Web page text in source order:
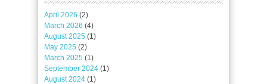
April 2026 (2)
March 2026 (4)
August 2025 (1)
May 2025 (2)
March 2025 (1)
September 2024 (1)
August 2024 (1)